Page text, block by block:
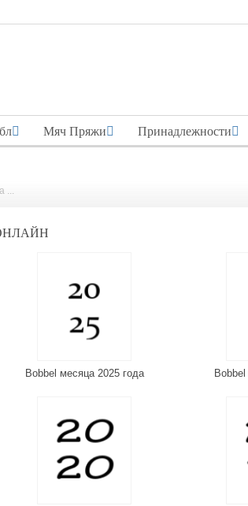
Мяч Пряжи Принадлежности
...
Bobbel месяца 2025 года